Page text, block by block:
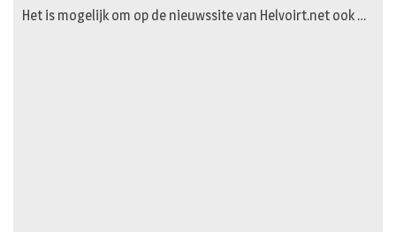
Het is mogelijk om op de nieuwssite van Helvoirt.net ook …